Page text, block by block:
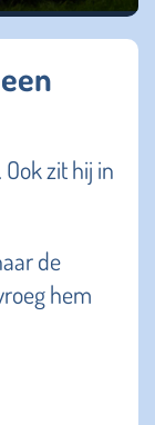
zit hij in
de
hem